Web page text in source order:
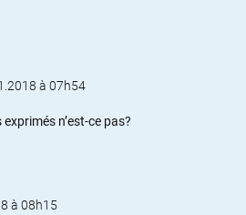
à 07h54
n’est-ce pas?
à 08h15